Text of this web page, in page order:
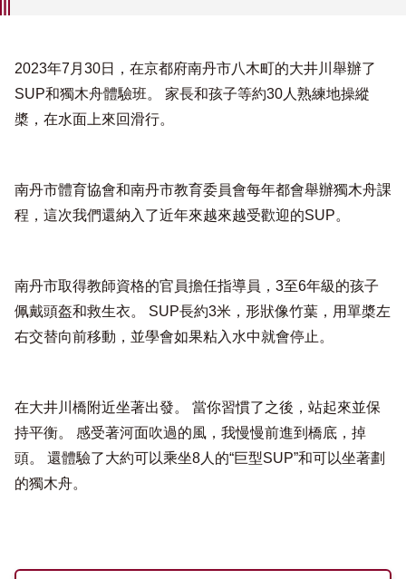
2023年7月30日，在京都府南丹市八木町的大井川舉辦了
SUP和獨木舟體驗班。 家長和孩子等約30人熟練地操縱
槳，在水面上來回滑行。
南丹市體育協會和南丹市教育委員會每年都會舉辦獨木舟課
程，這次我們還納入了近年來越來越受歡迎的SUP。
南丹市取得教師資格的官員擔任指導員，3至6年級的孩子
佩戴頭盔和救生衣。 SUP長約3米，形狀像竹葉，用單槳左
右交替向前移動，並學會如果粘入水中就會停止。
在大井川橋附近坐著出發。 當你習慣了之後，站起來並保
持平衡。 感受著河面吹過的風，我慢慢前進到橋底，掉
頭。 還體驗了大約可以乘坐8人的“巨型SUP”和可以坐著劃
的獨木舟。